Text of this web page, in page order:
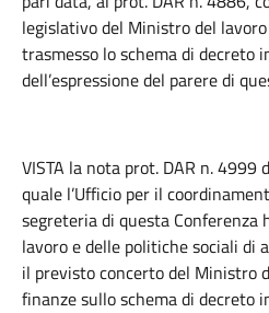
legislativo del Ministro del
trasmesso lo schema di decreto
dell’espressione del parere di
VISTA la nota prot. DAR n. 4999
quale l’Ufficio per il
segreteria di questa Conferenza
lavoro e delle politiche sociali di
il previsto concerto del Ministro
finanze sullo schema di decreto